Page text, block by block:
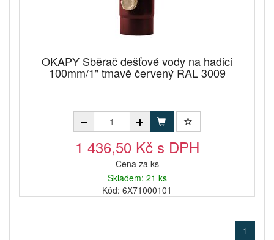
OKAPY Sběrač dešťové vody na hadici
100mm/1" tmavě červený RAL 3009
1 436,50 Kč s DPH
Cena za ks
Skladem: 21 ks
Kód: 6X71000101
1